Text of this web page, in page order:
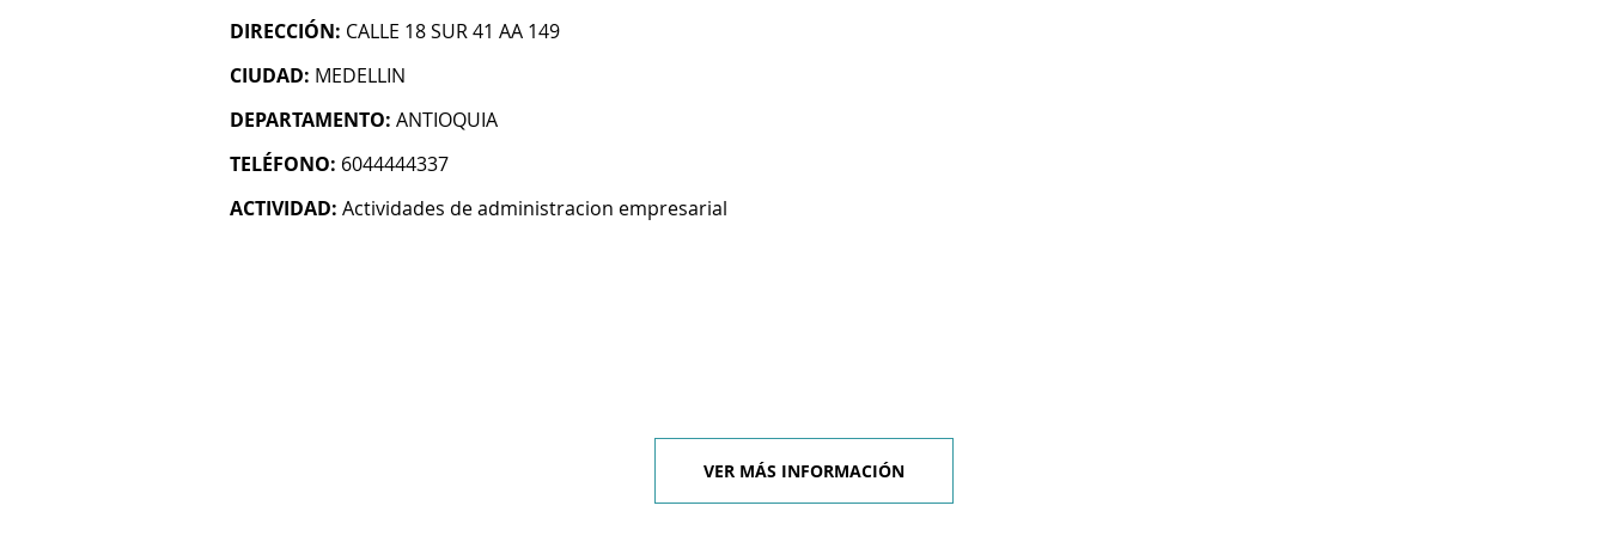
DIRECCIÓN: CALLE 18 SUR 41 AA 149
CIUDAD: MEDELLIN
DEPARTAMENTO: ANTIOQUIA
TELÉFONO: 6044444337
ACTIVIDAD: Actividades de administracion empresarial
VER MÁS INFORMACIÓN